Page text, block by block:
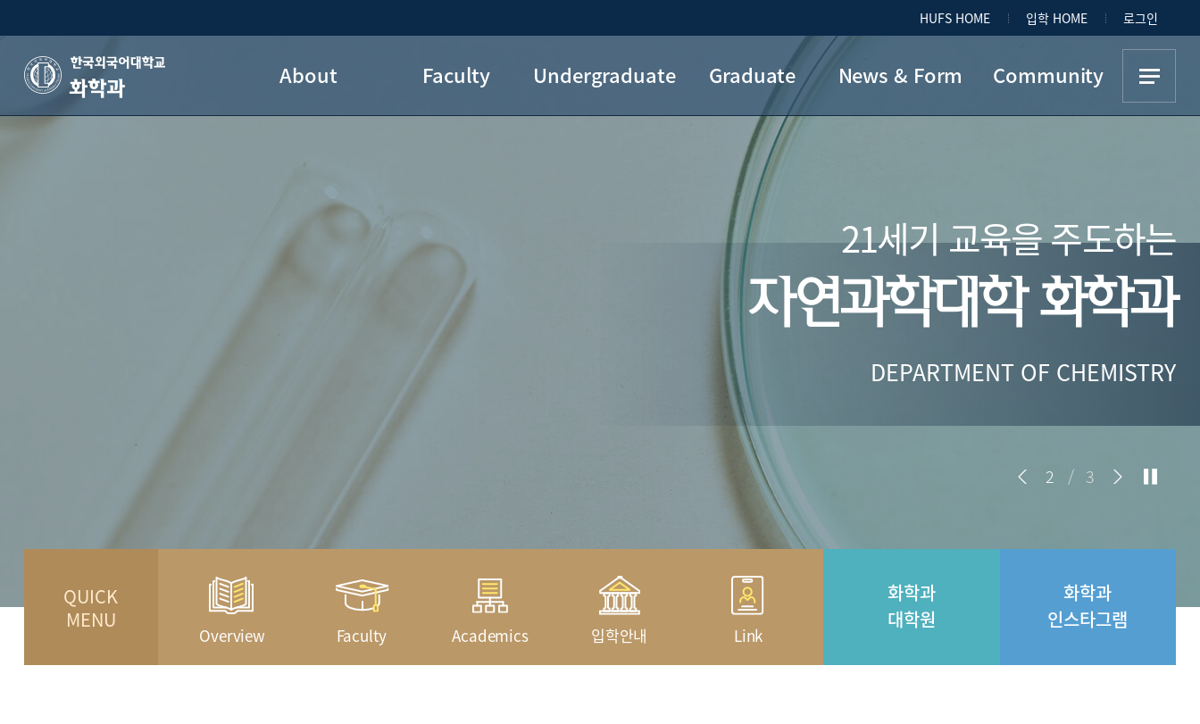
HUFS HOME 입학 HOME 로그인
화학과 About Faculty Undergraduate Graduate
Perspective
Faculty
Curriculum
Cummulative Exam
News & Form Community
Link
2 / 3
21세기 교육을 주도하는
자연과학대학 화학과
DEPARTMENT OF CHEMISTRY
QUICK
MENU
Overview Faculty Academics 입학안내 Link
화학과
대학원
화학과
인스타그램